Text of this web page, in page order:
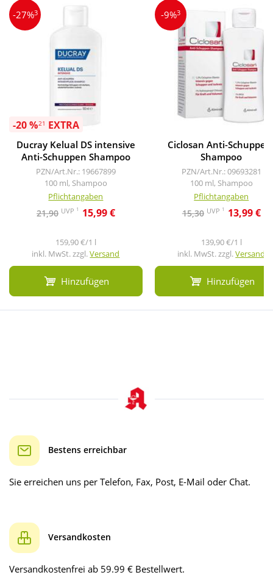
-27%3
-20 %21 EXTRA
Ducray Kelual DS intensive
Anti-Schuppen Shampoo
PZN/Art.Nr.: 19667899
100 ml, Shampoo
Pflichtangaben
21,90 UVP 1 15,99 €
159,90 €/1 l
inkl. MwSt. zzgl.Versand
Hinzufügen
-9%3
Ciclosan Anti-
Shampoo
PZN/Art.Nr.: 09693281
100 ml, Shampoo
Pflichtangaben
15,30 UVP 1 13,99 €
139,90 €/1 l
inkl. MwSt. zzgl.Versand
Hinzufügen
Bestens erreichbar
Sie erreichen uns per Telefon, Fax, Post, E-Mail oder Chat.
Versandkosten
Versandkostenfrei ab 59.99 € Bestellwert.